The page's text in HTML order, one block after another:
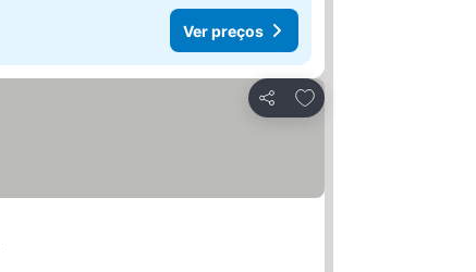
Ver preços
Partilhar
Adicionar aos favoritos